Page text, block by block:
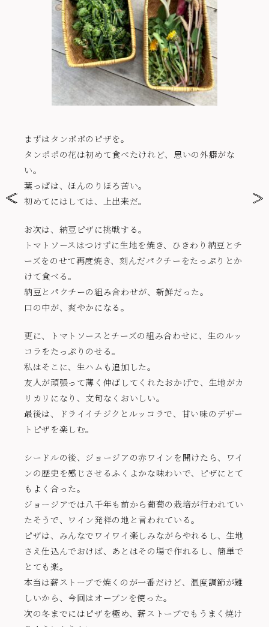
まずはタンポポのピザを。
タンポポの花は初めて食べたけれど、思いの外癖がな
い。
葉っぱは、ほんのりほろ苦い。
初めてにはしては、上出来だ。
お次は、納豆ピザに挑戦する。
トマトソースはつけずに生地を焼き、ひきわり納豆とチ
ーズをのせて再度焼き、刻んだパクチーをたっぷりとか
けて食べる。
納豆とパクチーの組み合わせが、新鮮だった。
口の中が、爽やかになる。
更に、トマトソースとチーズの組み合わせに、生のルッ
コラをたっぷりのせる。
私はそこに、生ハムも追加した。
友人が頑張って薄く伸ばしてくれたおかげで、生地がカ
リカリになり、文句なくおいしい。
最後は、ドライイチジクとルッコラで、甘い味のデザー
トピザを楽しむ。
シードルの後、ジョージアの赤ワインを開けたら、ワイ
ンの歴史を感じさせるふくよかな味わいで、ピザにとて
もよく合った。
ジョージアでは八千年も前から葡萄の栽培が行われてい
たそうで、ワイン発祥の地と言われている。
ピザは、みんなでワイワイ楽しみながらやれるし、生地
さえ仕込んでおけば、あとはその場で作れるし、簡単で
とても楽。
本当は薪ストーブで焼くのが一番だけど、温度調節が難
しいから、今回はオーブンを使った。
次の冬までにはピザを極め、薪ストーブでもうまく焼け